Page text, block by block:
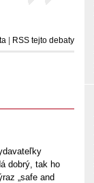
| RSS tejto debaty
dobrý, tak ho
„safe and